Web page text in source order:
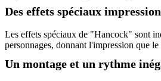
Des effets spéciaux
Les effets spéciaux de "Hancock" sont
personnages, donnant l'impression que
Un montage et un rythme